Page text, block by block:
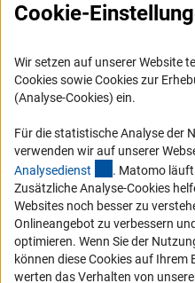
Presse
Karriere
Logo und Corporate Design
Compliance
Vergabeverfahren
Barrierefreiheit
Service und Informationen für
Erklärung zur Barrierefreiheit
Cookie-
Wir setzen auf unserer Website
Cookies sowie Cookies zur
(Analyse-Cookies) ein.
Für die statistische Analyse der
verwenden wir auf unserer
Analysedienst (externer Link)
. Matomo
Zusätzliche Analyse-Cookies
Websites noch besser zu
Onlineangebot zu verbessern
optimieren. Wenn Sie der
können diese Cookies auf
werten das Verhalten von